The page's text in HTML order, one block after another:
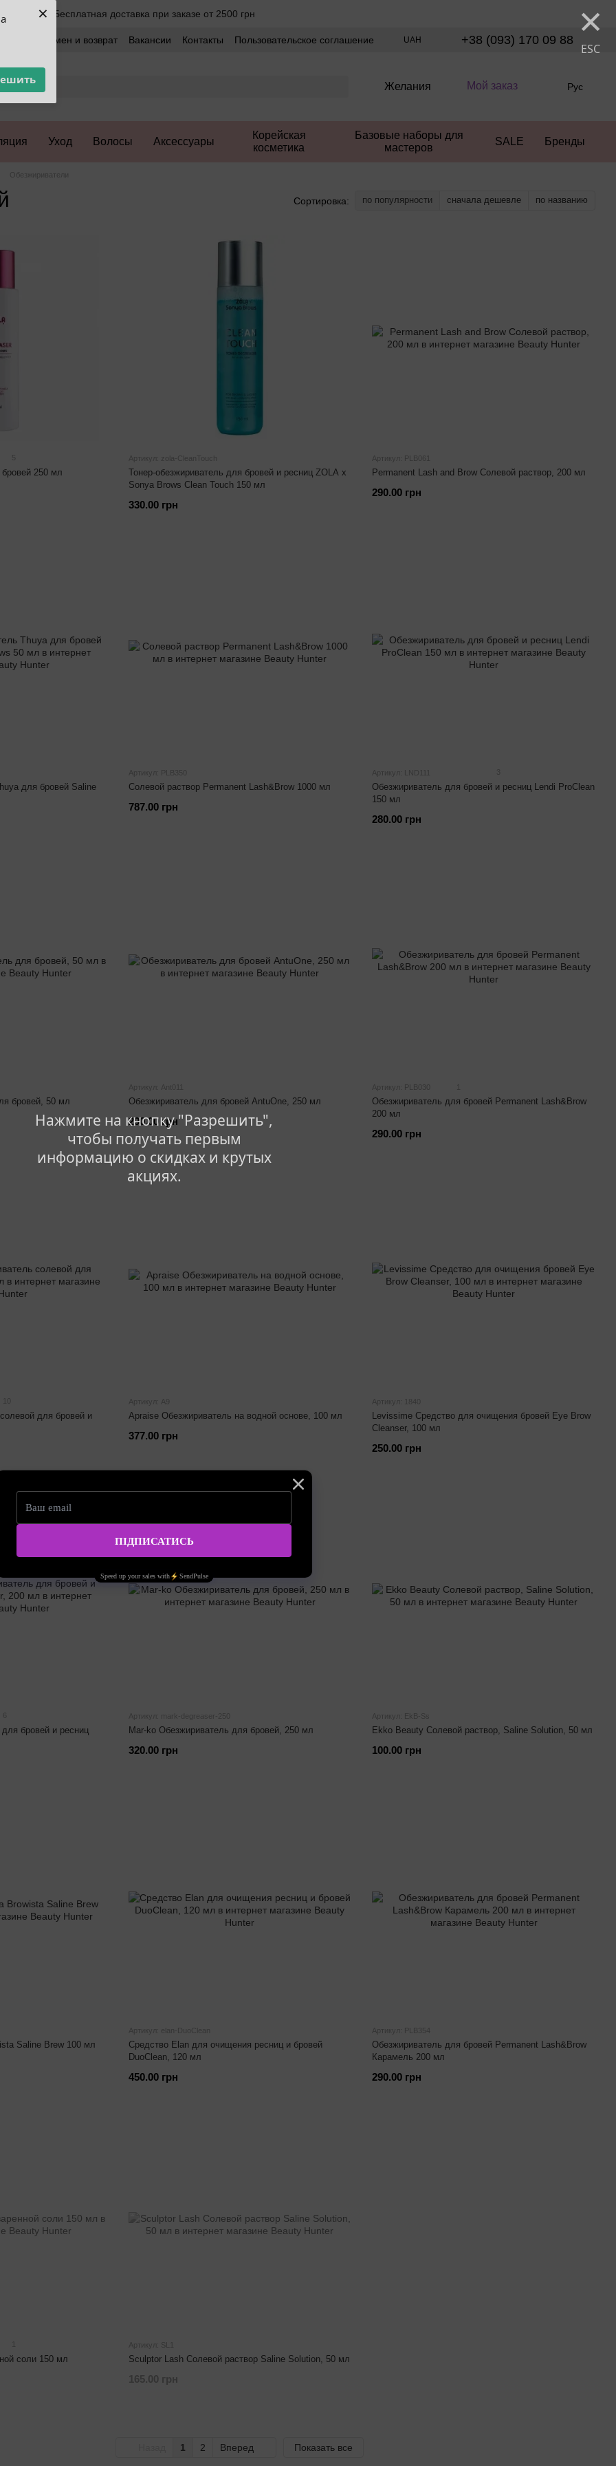
× ×
ESC
Нажмите на кнопку "Разрешить",
чтобы получать первым
информацию о скидках и крутых
акциях.
Бесплатная доставка при заказе от 2500 грн
Обмен и возврат Вакансии Контакты Пользовательское соглашение UAH +38 (093) 170 09 88
Желания Мой заказ Рус
Уход Волосы Аксессуары
Корейская
косметика
Базовые наборы для
мастеров
SALE Бренды
Обезжириватели
Сортировка: по популярности сначала дешевле по названию
5
250 мл
Артикул: zola-CleanTouch
Тонер-обезжириватель для бровей и ресниц ZOLA x
Sonya Brows Clean Touch 150 мл
330.00 грн
Артикул: PLB061
Permanent Lash and Brow Солевой раствор, 200 мл
290.00 грн
для бровей Saline
Артикул: PLB350
Солевой раствор Permanent Lash&Brow 1000 мл
787.00 грн
Артикул: LND111
Обезжириватель для бровей и ресниц Lendi ProClean
150 мл
280.00 грн
бровей, 50 мл
Артикул: Ant011
Обезжириватель для бровей AntuOne, 250 мл
290.00 грн
Артикул: PLB030
Обезжириватель для бровей Permanent Lash&Brow
200 мл
290.00 грн
для бровей и
Артикул: A9
Apraise Обезжириватель на водной основе, 100 мл
377.00 грн
Артикул: 1840
Levissime Средство для очищения бровей Eye Brow
Cleanser, 100 мл
250.00 грн
бровей и ресниц
Артикул: mark-degreaser-250
Mar-ko Обезжириватель для бровей, 250 мл
320.00 грн
Артикул: EkB-Ss
Ekko Beauty Солевой раствор, Saline Solution, 50 мл
100.00 грн
Saline Brew 100 мл
Артикул: elan-DuoClean
Средство Elan для очищения ресниц и бровей
DuoClean, 120 мл
450.00 грн
Артикул: PLB354
Обезжириватель для бровей Permanent Lash&Brow
Карамель 200 мл
290.00 грн
соли 150 мл
Артикул: SL1
Sculptor Lash Солевой раствор Saline Solution, 50 мл
165.00 грн
1 2 Вперед Показать все